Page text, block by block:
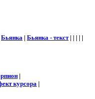
Бьянка | Бьянка - текст| | | | |
|
курсора |